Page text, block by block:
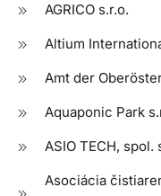
AGRICO s.r.o.
Altium
Amt der
Aquaponic Park
ASIO TECH, spol.
Asociácia